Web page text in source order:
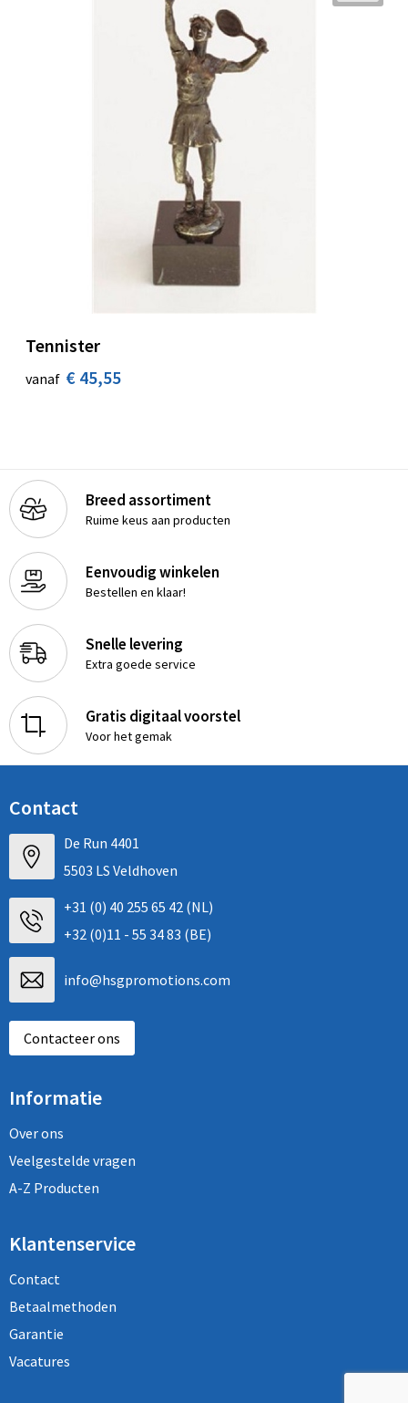
Tennister
vanaf € 45,55
Breed assortiment
Ruime keus aan producten
Eenvoudig winkelen
Bestellen en klaar!
Snelle levering
Extra goede service
Gratis digitaal voorstel
Voor het gemak
Contact
De Run 4401
5503 LS Veldhoven
+31 (0) 40 255 65 42 (NL)
+32 (0)11 - 55 34 83 (BE)
info@hsgpromotions.com
Contacteer ons
Informatie
Over ons
Veelgestelde vragen
A-Z Producten
Klantenservice
Contact
Betaalmethoden
Garantie
Vacatures